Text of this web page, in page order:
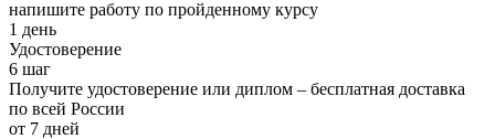
напишите работу по пройденному курсу
1 день
Удостоверение
6 шаг
Получите удостоверение или диплом – бесплатная доставка
по всей России
от 7 дней